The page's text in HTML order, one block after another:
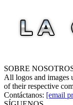
SOBRE
All logos and images
of their respective
Contáctanos: [email